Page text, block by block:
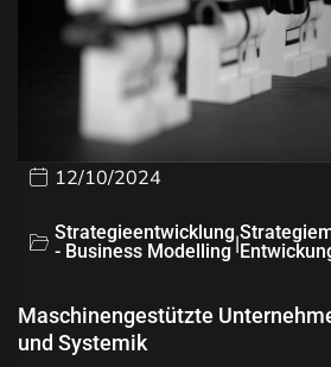
12/10/2024
Strategieentwicklung
- Business Modelling |
Maschinengestützte
und Systemik